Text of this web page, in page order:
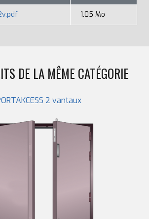
1.05 Mo
DE LA MÊME CATÉGORIE
2 vantaux